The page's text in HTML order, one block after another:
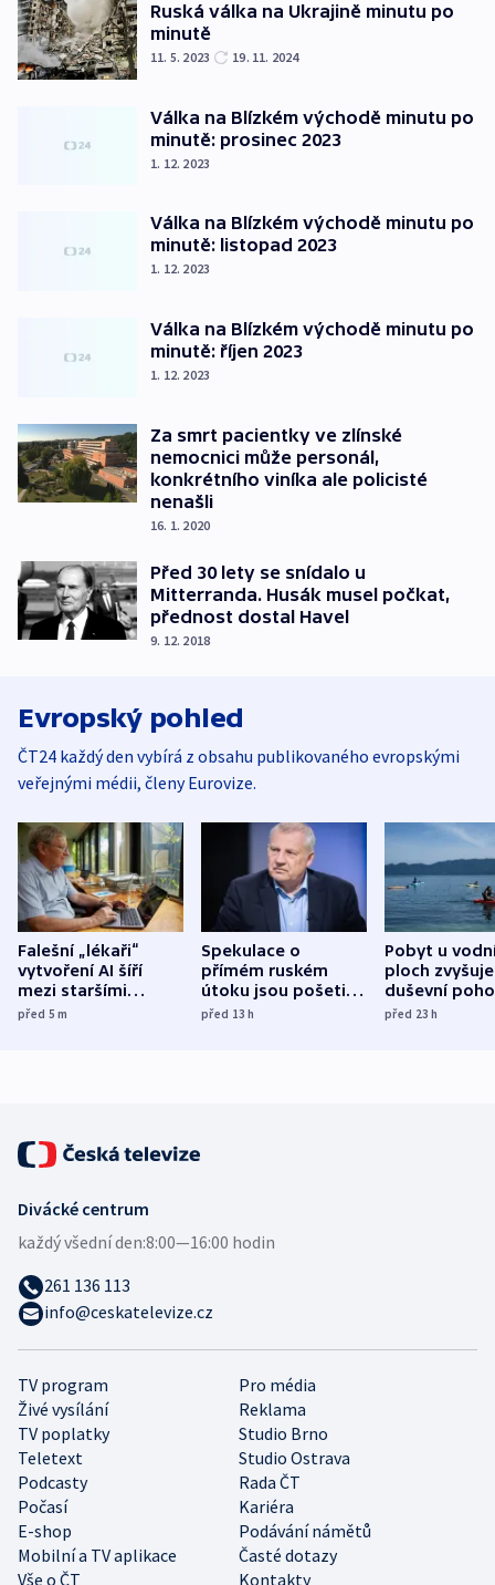
Ruská válka na Ukrajině minutu po
minutě
11. 5. 2023 19. 11. 2024
Válka na Blízkém východě minutu po
minutě: prosinec 2023
1. 12. 2023
Válka na Blízkém východě minutu po
minutě: listopad 2023
1. 12. 2023
Válka na Blízkém východě minutu po
minutě: říjen 2023
1. 12. 2023
Za smrt pacientky ve zlínské
nemocnici může personál,
konkrétního viníka ale policisté
nenašli
16. 1. 2020
Před 30 lety se snídalo u
Mitterranda. Husák musel počkat,
přednost dostal Havel
9. 12. 2018
Evropský pohled
ČT24 každý den vybírá z obsahu publikovaného evropskými
veřejnými médii, členy Eurovize.
Falešní „lékaři“
vytvoření AI šíří
mezi staršími
Poláky nebezpečné
před 5m
Spekulace o
přímém ruském
útoku jsou pošetilé,
míní estonský
před 13h
Pobyt u
ploch zvyšuje
duševní
ukázala
před 23h
TV program
Pro média
Živé vysílání
Reklama
TV poplatky
Studio Brno
Teletext
Studio Ostrava
Podcasty
Rada ČT
Počasí
Kariéra
E-shop
Podávání námětů
Mobilní a TV aplikace
Časté dotazy
Vše o ČT
Kontakty
Divácké centrum
každý všední den:8:00—16:00 hodin
261 136 113
info@ceskatelevize.cz